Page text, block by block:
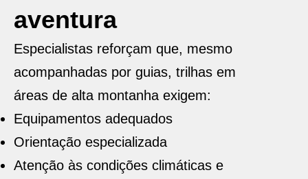
aventura
Especialistas reforçam que, mesmo
acompanhadas por guias, trilhas em
áreas de alta montanha exigem:
Equipamentos adequados
Orientação especializada
Atenção às condições climáticas e